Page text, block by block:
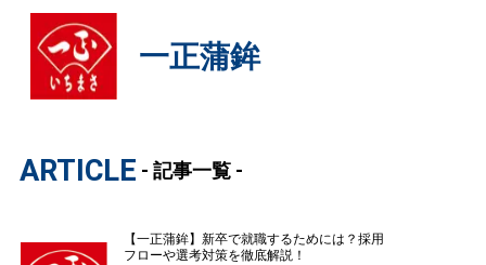
一正蒲鉾
ARTICLE - 記事一覧 -
【一正蒲鉾】新卒で就職するためには？採用
フローや選考対策を徹底解説！